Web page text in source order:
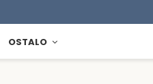
OSTALO